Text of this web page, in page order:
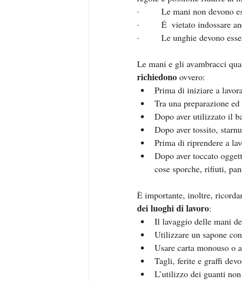
· Le mani non devono
· É  vietato indossare
· Le unghie devono
Le mani e gli avambracci
richiedono ovvero:
Prima di iniziare a
Tra una preparazione
Dopo aver utilizzato il
Dopo aver tossito,
Prima di riprendere a
Dopo aver toccato
cose sporche, rifiuti,
È importante, inoltre,
dei luoghi di lavoro:
Il lavaggio delle mani
Utilizzare un sapone
Usare carta monouso o
Tagli, ferite e graffi
L’utilizzo dei guanti